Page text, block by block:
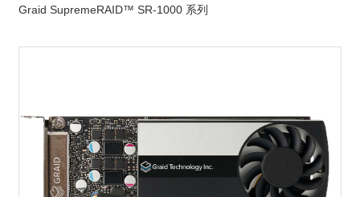
Graid SupremeRAID™ SR-1000 系列